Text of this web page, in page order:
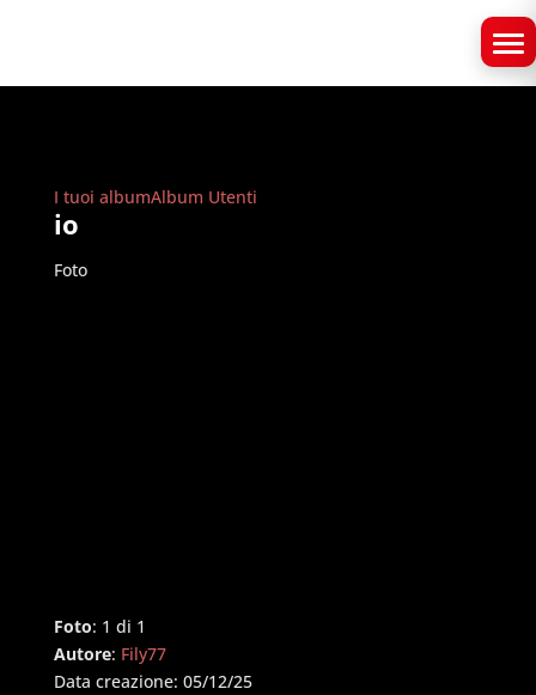
I tuoi albumAlbum Utenti
io
Foto
Foto: 1 di 1
Autore: Fily77
Data creazione: 05/12/25